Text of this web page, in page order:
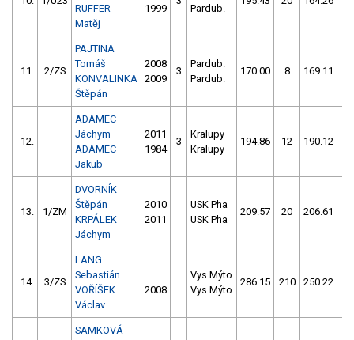
RUFFER
Matěj
1999
Pardub.
11. 2/ZS
PAJTINA
Tomáš
KONVALINKA
Štěpán
2008
2009
3
Pardub.
Pardub.
170.00 8 169.11
12.
ADAMEC
Jáchym
ADAMEC
Jakub
2011
1984
3
Kralupy
Kralupy
194.86 12 190.12
13. 1/ZM
DVORNÍK
Štěpán
KRPÁLEK
Jáchym
2010
2011
USK Pha
USK Pha
209.57 20 206.61
14. 3/ZS
LANG
Sebastián
VOŘÍŠEK
Václav
2008
Vys.Mýto
Vys.Mýto
286.15 210 250.22
SAMKOVÁ